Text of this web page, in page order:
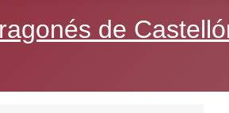
de